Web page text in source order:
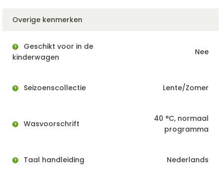
Overige kenmerken
Geschikt voor in de
kinderwagen
Nee
Seizoenscollectie Lente/Zomer
Wasvoorschrift
40 °C, normaal
programma
Taal handleiding Nederlands